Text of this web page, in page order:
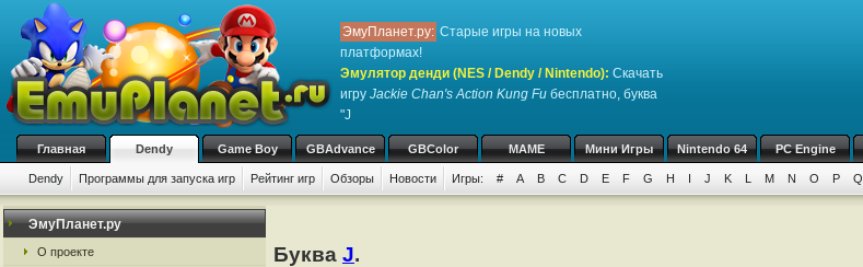
ЭмуПланет.ру: Старые игры на новых
платформах!
Эмулятор денди (NES / Dendy / Nintendo): Скачать
игру Jackie Chan's Action Kung Fu бесплатно, буква
"J
Главная Dendy Game Boy GBAdvance GBColor MAME Мини Игры Nintendo 64 PC Engine
Dendy Программы для запуска игр Рейтинг игр Обзоры Новости Игры: # A B C D E F G H I J K L M N O P Q
ЭмуПланет.ру
О проекте Буква J.